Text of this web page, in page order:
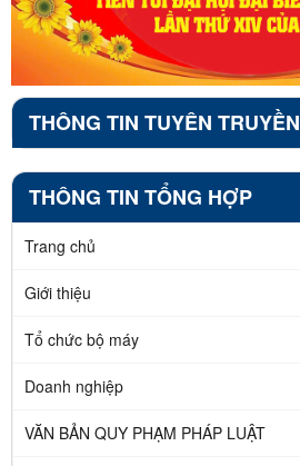
THÔNG TIN TUYÊN TRUYỀN
THÔNG TIN TỔNG HỢP
Trang chủ
Giới thiệu
Tổ chức bộ máy
Doanh nghiệp
VĂN BẢN QUY PHẠM PHÁP LUẬT